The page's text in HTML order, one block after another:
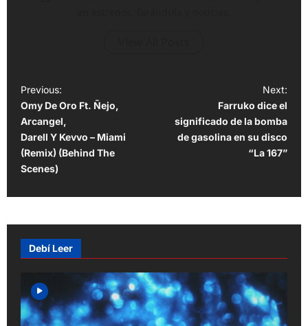
P
o
s
t
n
a
i
g
t
Previous:
Omy De Oro Ft. Ñejo,
Arcangel,
Darell Y Kevvo – Miami
(Remix) (Behind The
Scenes)
Next:
Farruko dice el
significado de la bomba
de gasolina en su disco
“La 167”
Debí Leer